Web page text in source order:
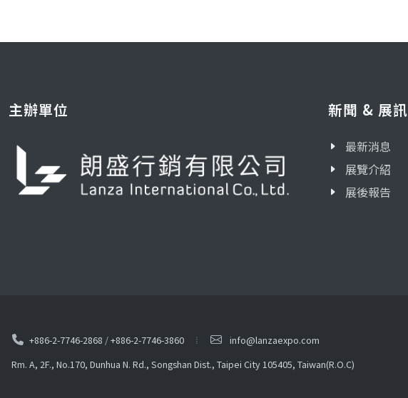
主辦單位 新聞 & 展訊
最新消息
展覽介紹
展後報告
+886-2-7746-2868 /+886-2-7746-3860
info@lanzaexpo.com
Rm. A, 2F., No.170, Dunhua N. Rd., Songshan Dist., Taipei City 105405, Taiwan(R.O.C)